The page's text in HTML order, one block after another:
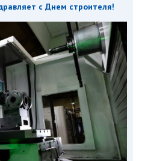
с Днем строителя!